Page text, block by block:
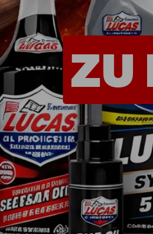
Shop - Quickies
Universelle Teile
Motorenteile
Werkzeug
Farben & Lacke
Non.Automotive